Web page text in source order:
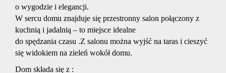
o wygodzie i elegancji.
W sercu domu znajduje się przestronny salon połączony z
kuchnią i jadalnią – to miejsce idealne
do spędzania czasu .Z salonu można wyjść na taras i cieszyć
się widokiem na zieleń wokół domu.
Dom składa się z :